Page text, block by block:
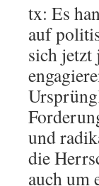
tx: Es
auf
sich jetzt
und
die
auch um